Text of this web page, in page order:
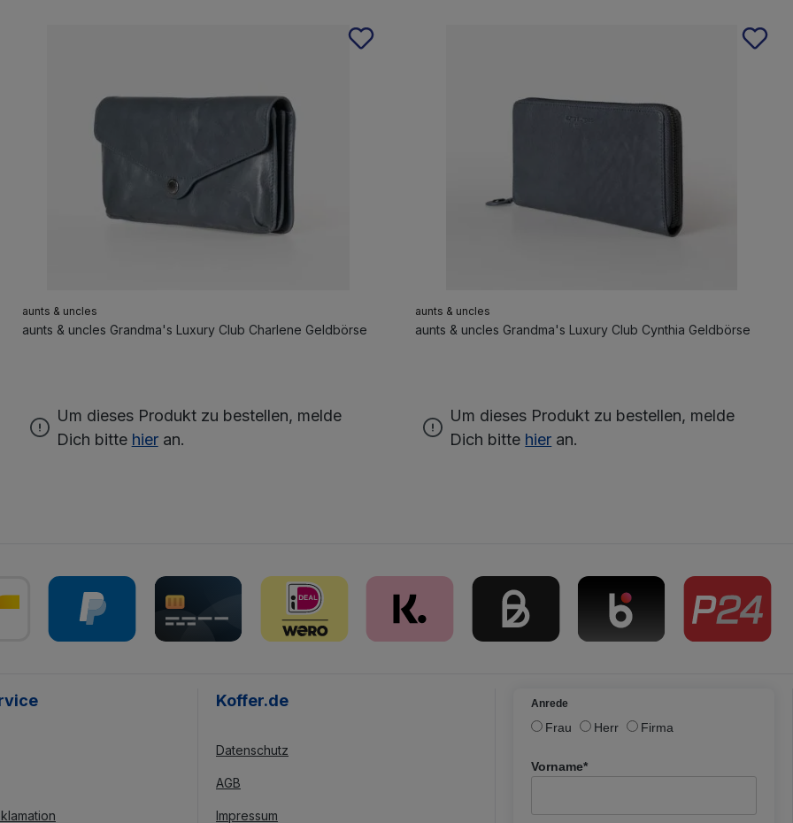
aunts & uncles
aunts & uncles Grandma's Luxury Club Charlene Geldbörse
Um dieses Produkt zu bestellen, melde
Dich bitte hieran.
aunts & uncles
aunts & uncles Grandma's Luxury Club Cynthia Geldbörse
Um dieses Produkt zu bestellen, melde
Dich bitte hier an.
Koffer.de
Datenschutz
AGB
Impressum
Anrede
Frau Herr Firma
Vorname*